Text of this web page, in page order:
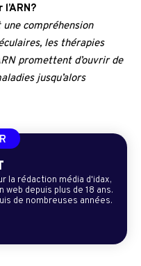
compréhension
les thérapies
promettent d’ouvrir de
jusqu’alors
la rédaction média d'idax,
depuis plus de 18 ans.
de nombreuses années.